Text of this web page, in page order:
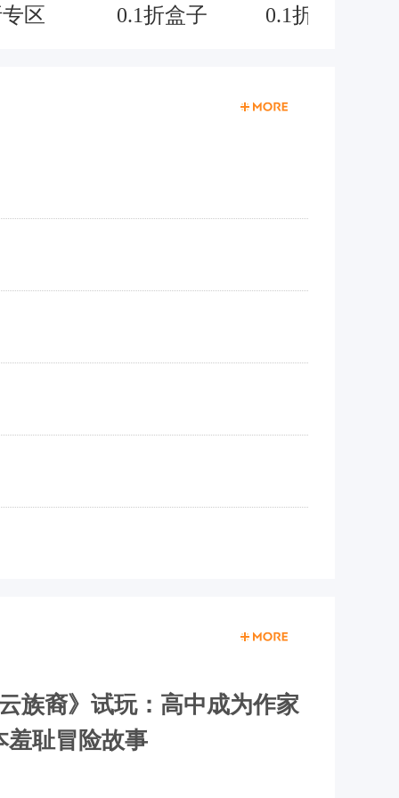
区 0.1折盒子
族裔》试玩：高中成为作家
羞耻冒险故事